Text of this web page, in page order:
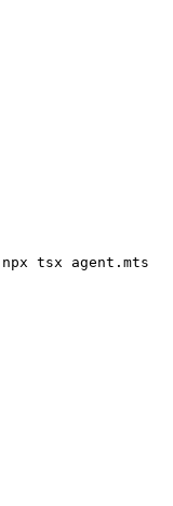
npx tsx agent.mts